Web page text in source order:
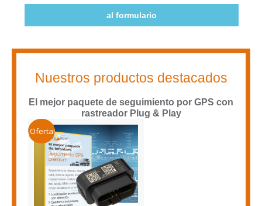
al formulario
Nuestros productos destacados
El mejor paquete de seguimiento por GPS con
rastreador Plug & Play
¡Oferta!